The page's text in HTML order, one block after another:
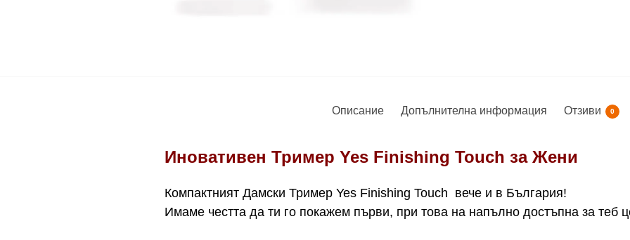
Описание Допълнителна информация Отзиви 0
Иновативен Тример Yes Finishing Touch за Жени
Компактният Дамски Тример Yes Finishing Touch вече и в България!
Имаме честта да ти го покажем първи, при това на напълно достъпна за теб